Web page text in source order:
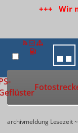
+++ Wir
archivmeldung Lesezeit